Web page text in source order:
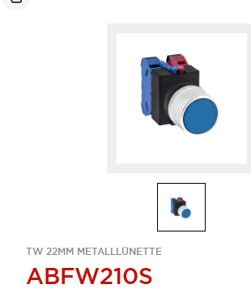
TW 22MM METALLLÜNETTE
ABFW210S